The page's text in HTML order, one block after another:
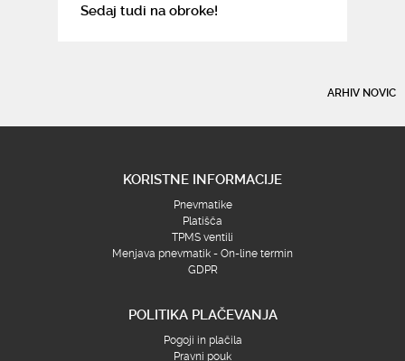
Sedaj tudi na obroke!
ARHIV NOVIC
KORISTNE INFORMACIJE
Pnevmatike
Platišča
TPMS ventili
Menjava pnevmatik - On-line termin
GDPR
POLITIKA PLAČEVANJA
Pogoji in plačila
Pravni pouk